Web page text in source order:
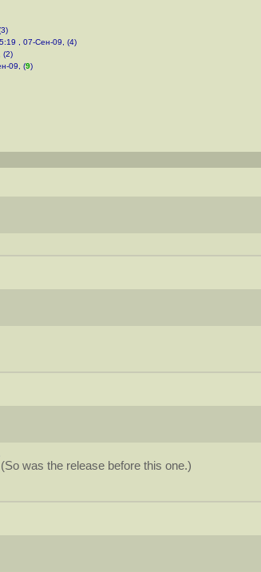
, 07-Сен-09, (4)
(2)
09, (9)
was the release before this one.)